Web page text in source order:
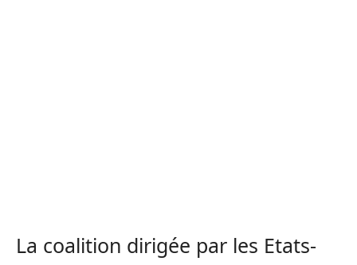
La coalition dirigée par les Etats-